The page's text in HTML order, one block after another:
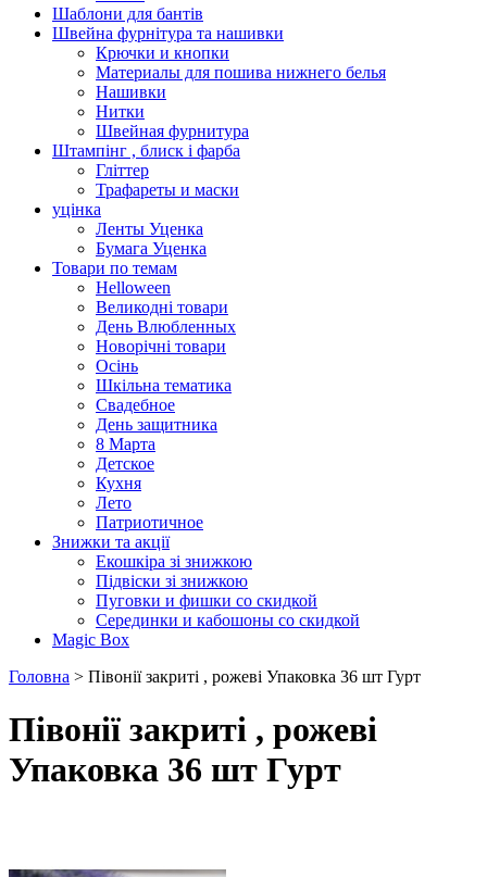
Шаблони для бантів
Швейна фурнітура та нашивки
Крючки и кнопки
Материалы для пошива нижнего белья
Нашивки
Нитки
Швейная фурнитура
Штампінг , блиск і фарба
Гліттер
Трафареты и маски
уцінка
Ленты Уценка
Бумага Уценка
Товари по темам
Helloween
Великодні товари
День Влюбленных
Новорічні товари
Осінь
Шкільна тематика
Свадебное
День защитника
8 Марта
Детское
Кухня
Лето
Патриотичное
Знижки та акції
Екошкіра зі знижкою
Підвіски зі знижкою
Пуговки и фишки со скидкой
Серединки и кабошоны со скидкой
Magic Box
Головна > Півонії закриті , рожеві Упаковка 36 шт Гурт
Півонії закриті , рожеві
Упаковка 36 шт Гурт